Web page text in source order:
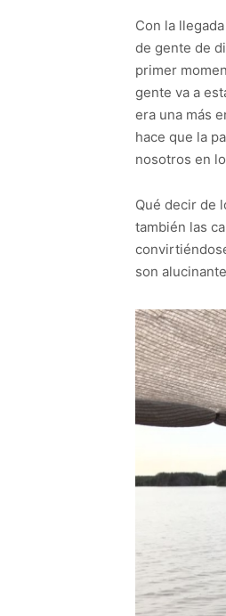
Con la
de gente de
primer
gente va a
era una más
hace que la
nosotros en
Qué decir de
también las
son